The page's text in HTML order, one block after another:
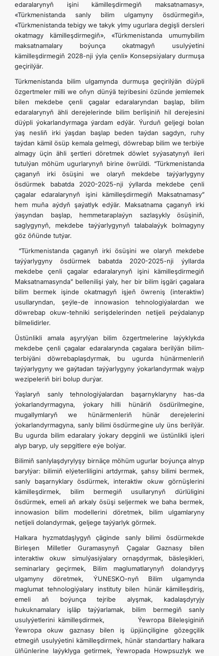
edaralarynyň işini kämilleşdirmegiň maksatnamasy»,
«Türkmenistanda sanly bilim ulgamyny ösdürmegiň»,
«Türkmenistanda tebigy we takyk ylmy ugurlara degişli dersleri
okatmagy kämilleşdirmegiň», «Türkmenistanda umumybilim
maksatnamalary boýunça okatmagyň usulyýetini
kämilleşdirmegiň 2028-nji ýyla çenli» Konsepsiýalary durmuşa
geçirilýär.
Türkmenistanda bilim ulgamynda durmuşa geçirilýän düýpli
özgertmeler milli we oňyn dünýä tejribesini özünde jemlemek
bilen mekdebe çenli çagalar edaralaryndan başlap, bilim
edaralarynyň ähli derejelerinde bilim berlişiniň hil derejesini
düýpli ýokarlandyrmaga ýardam edýär. Ýurduň geljegi bolan
ýaş nesliň irki ýaşdan başlap beden taýdan sagdyn, ruhy
taýdan kämil ösüp kemala gelmegi, döwrebap bilim we terbiýe
almagy üçin ähli şertleri döretmek döwlet syýasatynyň ileri
tutulýan möhüm ugurlarynyň birine öwrüldi. “Türkmenistanda
çaganyň irki ösüşini we olaryň mekdebe taýýarlygyny
ösdürmek babatda 2020-2025-nji ýyllarda mekdebe çenli
çagalar edaralarynyň işini kämilleşdirmegiň Maksatnamasy”
hem muňa aýdyň şaýatlyk edýär. Maksatnama çaganyň irki
ýaşyndan başlap, hemmetaraplaýyn sazlaşykly ösüşiniň,
saglygynyň, mekdebe taýýarlygynyň talabalaýyk bolmagyny
göz öňünde tutýar.
“Türkmenistanda çaganyň irki ösüşini we olaryň mekdebe
taýýarlygyny ösdürmek babatda 2020-2025-nji ýyllarda
mekdebe çenli çagalar edaralarynyň işini kämilleşdirmegiň
Maksatnamasynda” bellenilişi ýaly, her bir bilim işgäri çagalara
bilim bermek işinde okatmagyň işjeň öwreniş (interaktiw)
usullaryndan, şeýle-de innowasion tehnologiýalardan we
döwrebap okuw-tehniki serişdelerinden netijeli peýdalanyp
bilmelidirler.
Üstünlikli amala aşyrylýan bilim özgertmelerine laýyklykda
mekdebe çenli çagalar edaralarynda çagalara berilýän bilim-
terbiýäni döwrebaplaşdyrmak, bu ugurda hünärmenleriň
taýýarlygyny we gaýtadan taýýarlygyny ýokarlandyrmak wajyp
wezipeleriň biri bolup durýar.
Ýaşlaryň sanly tehnologiýalardan başarnyklaryny has-da
ýokarlandyrmagyna, ýokary hilli hünäriň ösdürilmegine,
mugallymlaryň we hünärmenleriň hünär derejelerini
ýokarlandyrmagyna, sanly bilimi ösdürmegine uly üns berilýär.
Bu ugurda bilim edaralary ýokary depginli we üstünlikli işleri
alyp baryp, uly sepgitlere eýe bolýar.
Bilimiň sanlylaşdyrylyşy birnäçe möhüm ugurlar boýunça alnyp
barylýar: bilimiň elýeterliligini artdyrmak, şahsy bilimi bermek,
sanly başarnyklary ösdürmek, interaktiw okuw görnüşlerini
kämilleşdirmek, bilim bermegiň usullarynyň dürlüligini
ösdürmek, emeli aň arkaly ösüşi seljermek we baha bermek,
innowasion bilim modellerini döretmek, bilim ulgamlaryny
netijeli dolandyrmak, geljege taýýarlyk görmek.
Halkara hyzmatdaşlygyň çäginde sanly bilimi ösdürmekde
Birleşen Milletler Guramasynyň Çagalar Gaznasy bilen
interaktiw okuw simulýasiýalary ornaşdyrmak, bäsleşikleri,
seminarlary geçirmek, Bilim maglumatlarynyň dolandyryş
ulgamyny döretmek, ÝUNESKO-nyň Bilim ulgamynda
maglumat tehnologiýalary instituty bilen hünär kämilleşdiriş,
emeli aň boýunça tejribe alyşmak, kadalaşdyryjy
hukuknamalary işläp taýýarlamak, bilim bermegiň sanly
usulyýetlerini kämilleşdirmek, Ýewropa Bileleşiginiň
Ýewropa okuw gaznasy bilen iş üpjünçiligine gözegçilik
etmegiň usulyýetini kämilleşdirmek, hünär standartlary halkara
ülňünlerine laýyklyga getirmek, Ýewropada Howpsuzlyk we